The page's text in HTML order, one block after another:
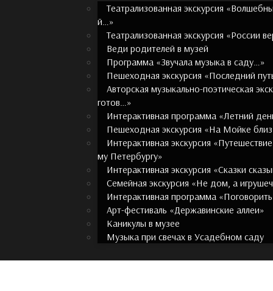
Театрализованная экскурсия
й…»
Театрализованная экскурсия «России
Веди родителей в музей
Программа «Звучала музыка в саду…»
Пешеходная экскурсия «Последний
Авторская музыкально-поэтическая
готов…»
Интерактивная программа «Летний
Пешеходная экскурсия «На Мойке
Интерактивная экскурсия
му Петербургу»
Интерактивная экскурсия «Сказки
Семейная экскурсия «Не дом, а
Интерактивная программа
Арт-фестиваль «Державинские аллеи»
Каникулы в музее
Музыка при свечах в Усадебном саду